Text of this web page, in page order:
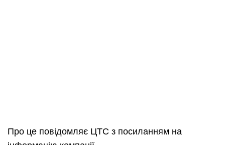
Про це повідомляє ЦТС з посиланням на